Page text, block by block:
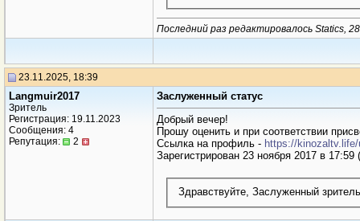
Последний раз редактировалось Statics,
23.11.2025, 18:39
Langmuir2017
Зритель
Регистрация: 19.11.2023
Сообщения: 4
Репутация:
2
Заслуженный статус
Добрый вечер!
Прошу оценить и при соответствии
Ссылка на профиль - https://
Зарегистрирован 23 ноября 2017 в 17:59
Здравствуйте, Заслуженный